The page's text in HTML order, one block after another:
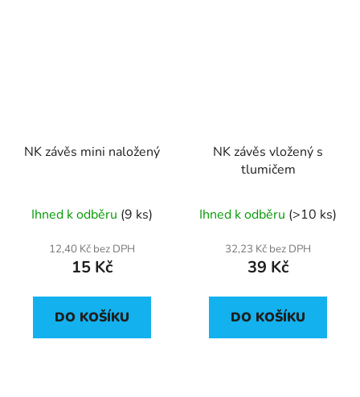
NK závěs mini naložený
Ihned k odběru (9 ks)
12,40 Kč bez DPH
15 Kč
DO KOŠÍKU
NK závěs vložený s
tlumičem
Ihned k odběru (>10 ks)
32,23 Kč bez DPH
39 Kč
DO KOŠÍKU